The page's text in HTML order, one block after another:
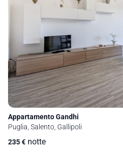
Appartamento Gandhi
Puglia, Salento, Gallipoli
235€ notte